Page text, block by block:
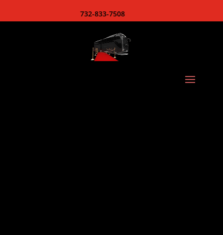
732-833-7508